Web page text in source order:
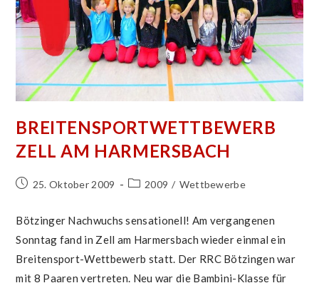
BREITENSPORTWETTBEWERB
ZELL AM HARMERSBACH
Beitrag25. Oktober 2009
Beitrags-
2009 / Wettbewerbe
Bötzinger Nachwuchs sensationell! Am vergangenen
Sonntag fand in Zell am Harmersbach wieder einmal ein
Breitensport-Wettbewerb statt. Der RRC Bötzingen war
mit 8 Paaren vertreten. Neu war die Bambini-Klasse für